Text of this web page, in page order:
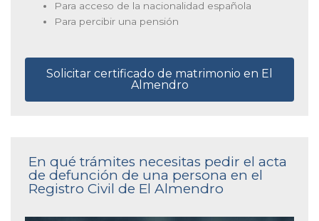
Para acceso de la nacionalidad española
Para percibir una pensión
Solicitar certificado de matrimonio en El
Almendro
En qué trámites necesitas pedir el acta
de defunción de una persona en el
Registro Civil de El Almendro